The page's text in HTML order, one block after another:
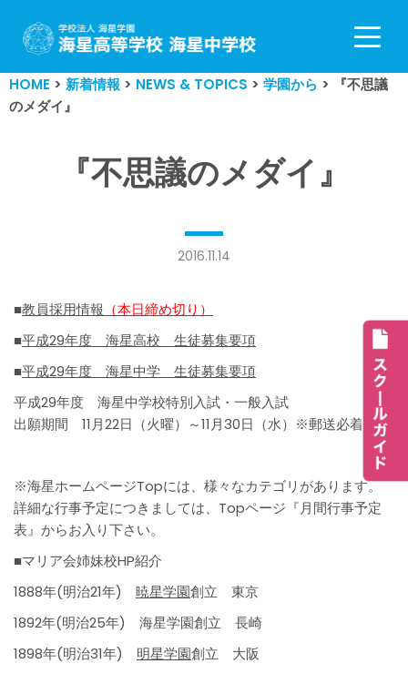
コ
ン
テ
ン
HOME > 新着情報 > NEWS & TOPICS > 学園から >
『不思議
のメダイ』
『不思議のメダイ』
2016.11.14
■教員採用情報 （本日締め切り）
■平成29年度 海星高校 生徒募集要項
■平成29年度 海星中学 生徒募集要項
平成29年度 海星中学校特別入試・一般入試
出願期間 11月22日（火曜）～11月30日（水）※郵送必着
※海星ホームページTopには、様々なカテゴリがあります。
詳細な行事予定につきましては、Topページ『月間行事予定
表』からお入り下さい。
■マリア会姉妹校HP紹介
1888年(明治21年) 暁星学園創立 東京
1892年(明治25年) 海星学園創立 長崎
1898年(明治31年) 明星学園創立 大阪